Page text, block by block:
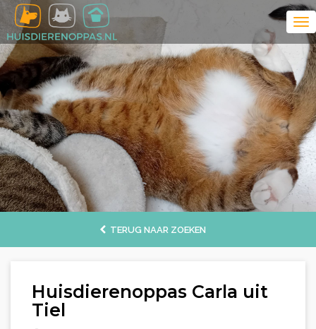
TERUG NAAR ZOEKEN
Huisdierenoppas Carla uit
Tiel